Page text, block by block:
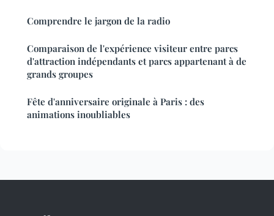
Comprendre le jargon de la radio
Comparaison de l'expérience visiteur entre parcs
d'attraction indépendants et parcs appartenant à de
grands groupes
Fête d'anniversaire originale à Paris : des
animations inoubliables